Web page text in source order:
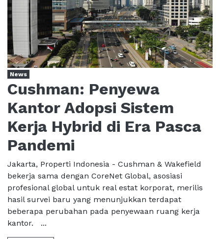
News
Cushman: Penyewa
Kantor Adopsi Sistem
Kerja Hybrid di Era Pasca
Pandemi
Jakarta, Properti Indonesia - Cushman & Wakefield
bekerja sama dengan CoreNet Global, asosiasi
profesional global untuk real estat korporat, merilis
hasil survei baru yang menunjukkan terdapat
beberapa perubahan pada penyewaan ruang kerja
kantor. ...